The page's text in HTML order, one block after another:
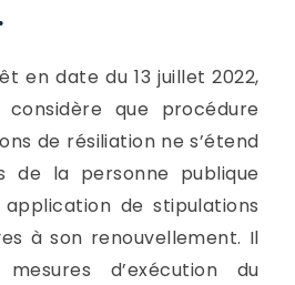
en date du 13 juillet 2022,
considère que procédure
de résiliation ne s’étend
de la personne publique
de stipulations
à son renouvellement. Il
d’exécution du